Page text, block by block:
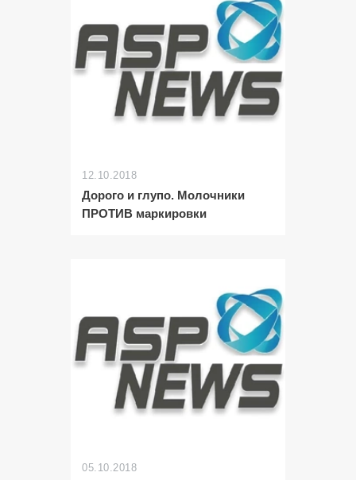
12.10.2018
Дорого и глупо. Молочники
ПРОТИВ маркировки
05.10.2018